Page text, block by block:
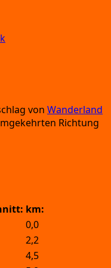
von Wan­der­land
Rich­tung
km:
0,0
2,2
4,5